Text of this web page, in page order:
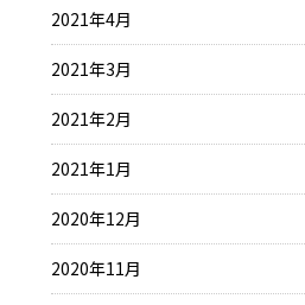
2021年4月
2021年3月
2021年2月
2021年1月
2020年12月
2020年11月